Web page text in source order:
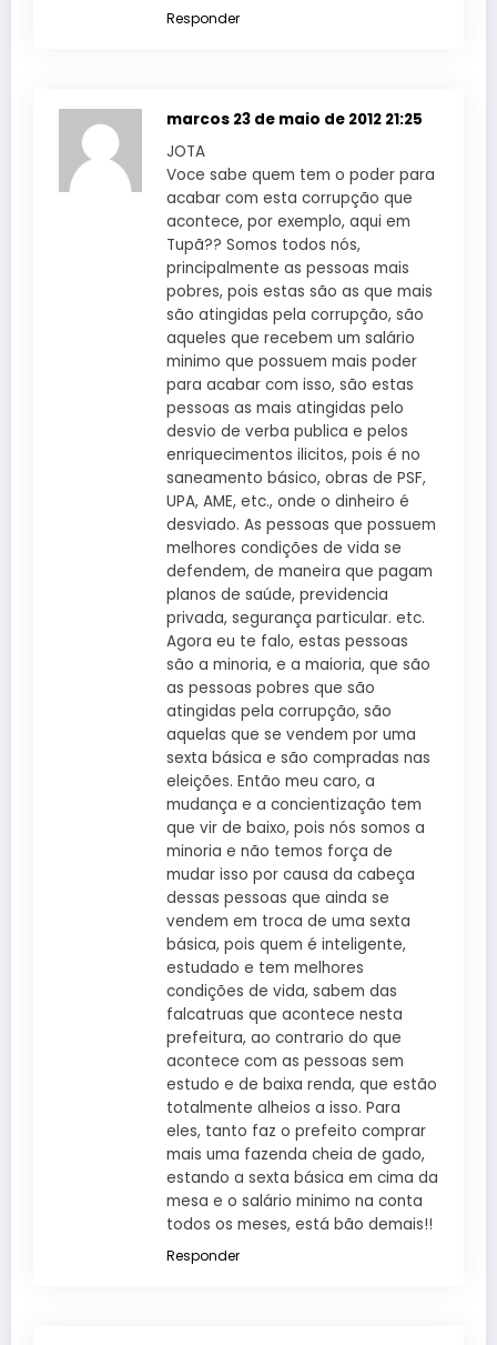
Responder
marcos 23 de maio de 2012 21:25
JOTA
Voce sabe quem tem o poder para
acabar com esta corrupção que
acontece, por exemplo, aqui em
Tupã?? Somos todos nós,
principalmente as pessoas mais
pobres, pois estas são as que mais
são atingidas pela corrupção, são
aqueles que recebem um salário
minimo que possuem mais poder
para acabar com isso, são estas
pessoas as mais atingidas pelo
desvio de verba publica e pelos
enriquecimentos ilicitos, pois é no
saneamento básico, obras de PSF,
UPA, AME, etc., onde o dinheiro é
desviado. As pessoas que possuem
melhores condições de vida se
defendem, de maneira que pagam
planos de saúde, previdencia
privada, segurança particular. etc.
Agora eu te falo, estas pessoas
são a minoria, e a maioria, que são
as pessoas pobres que são
atingidas pela corrupção, são
aquelas que se vendem por uma
sexta básica e são compradas nas
eleições. Então meu caro, a
mudança e a concientização tem
que vir de baixo, pois nós somos a
minoria e não temos força de
mudar isso por causa da cabeça
dessas pessoas que ainda se
vendem em troca de uma sexta
básica, pois quem é inteligente,
estudado e tem melhores
condições de vida, sabem das
falcatruas que acontece nesta
prefeitura, ao contrario do que
acontece com as pessoas sem
estudo e de baixa renda, que estão
totalmente alheios a isso. Para
eles, tanto faz o prefeito comprar
mais uma fazenda cheia de gado,
estando a sexta básica em cima da
mesa e o salário minimo na conta
todos os meses, está bão demais!!
Responder